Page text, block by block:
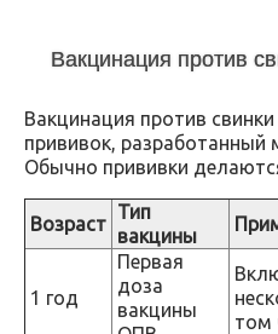
Вакцинация против
Вакцинация против
прививок, разработанный
Обычно прививки
Возраст
Тип
вакцины
1 год
Первая
доза
вакцины
том